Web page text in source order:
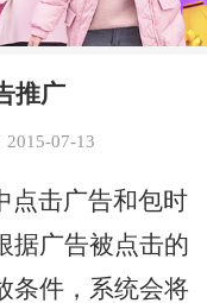
推广
2015-07-13
点击广告和包时
据广告被点击的
条件，系统会将